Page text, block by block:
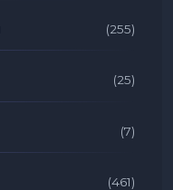
(255)
(25)
(7)
(461)